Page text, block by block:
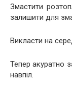
Змастити
залишити для
Викласти на
Тепер акуратно
навпіл.